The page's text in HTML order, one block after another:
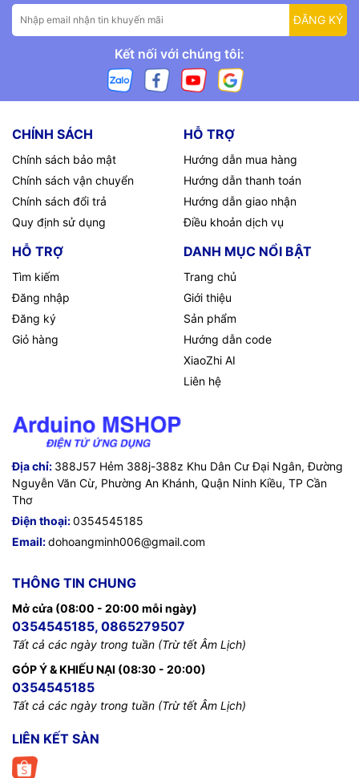
ĐĂNG KÝ
Kết nối với chúng tôi:
CHÍNH SÁCH
Chính sách bảo mật
Chính sách vận chuyển
Chính sách đổi trả
Quy định sử dụng
HỖ TRỢ
Hướng dẫn mua hàng
Hướng dẫn thanh toán
Hướng dẫn giao nhận
Điều khoản dịch vụ
HỖ TRỢ
Tìm kiếm
Đăng nhập
Đăng ký
Giỏ hàng
DANH MỤC NỔI BẬT
Trang chủ
Giới thiệu
Sản phẩm
Hướng dẫn code
XiaoZhi AI
Liên hệ
Địa chỉ: 388J57 Hẻm 388j-388z Khu Dân Cư Đại Ngân, Đường
Nguyễn Văn Cừ, Phường An Khánh, Quận Ninh Kiều, TP Cần
Thơ
Điện thoại:0354545185
Email:dohoangminh006@gmail.com
THÔNG TIN CHUNG
Mở cửa (08:00 - 20:00 mỗi ngày)
0354545185, 0865279507
Tất cả các ngày trong tuần (Trừ tết Âm Lịch)
GÓP Ý & KHIẾU NẠI (08:30 - 20:00)
0354545185
Tất cả các ngày trong tuần (Trừ tết Âm Lịch)
LIÊN KẾT SÀN